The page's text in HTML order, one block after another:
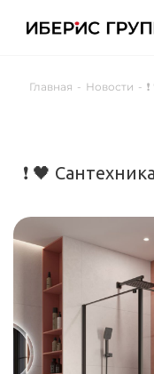
Главная - Новости -
❗ 🖤